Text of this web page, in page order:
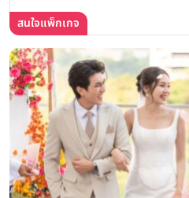
สนใจแพ็กเกจ